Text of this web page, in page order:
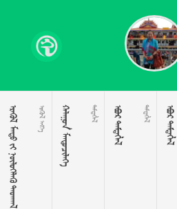
 
     
  
   